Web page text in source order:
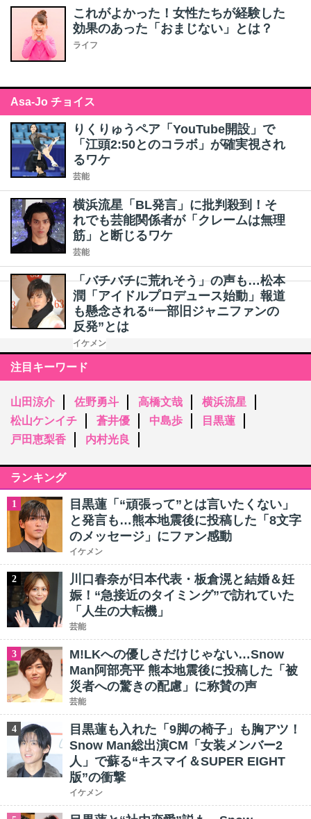
これがよかった！女性たちが経験した
効果のあった「おまじない」とは？
ライフ
Asa-Jo チョイス
りくりゅうペア「YouTube開設」で
「江頭2:50とのコラボ」が確実視され
るワケ
芸能
横浜流星「BL発言」に批判殺到！そ
れでも芸能関係者が「クレームは無理
筋」と断じるワケ
芸能
「バチバチに荒れそう」の声も…松本
潤「アイドルプロデュース始動」報道
も懸念される“一部旧ジャニファンの
反発”とは
イケメン
注目キーワード
山田涼介 佐野勇斗 高橋文哉
横浜流星
松山ケンイチ
蒼井優 中島歩
目黒蓮
戸田恵梨香
内村光良
ランキング
1
目黒蓮「“頑張って”とは言いたくない」
と発言も…熊本地震後に投稿した「8文字
のメッセージ」にファン感動
イケメン
2
川口春奈が日本代表・板倉滉と結婚＆妊
娠！“急接近のタイミング”で訪れていた
「人生の大転機」
芸能
3
M!LKへの優しさだけじゃない…Snow
Man阿部亮平 熊本地震後に投稿した「被
災者への驚きの配慮」に称賛の声
芸能
4
目黒蓮も入れた「9脚の椅子」も胸アツ！
Snow Man総出演CM「女装メンバー2
人」で蘇る“キスマイ＆SUPER EIGHT
版”の衝撃
イケメン